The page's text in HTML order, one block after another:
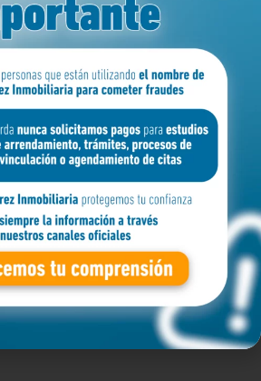
Filtro avanzado Buscar